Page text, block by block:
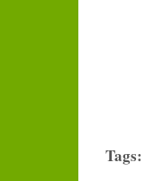
Tags: